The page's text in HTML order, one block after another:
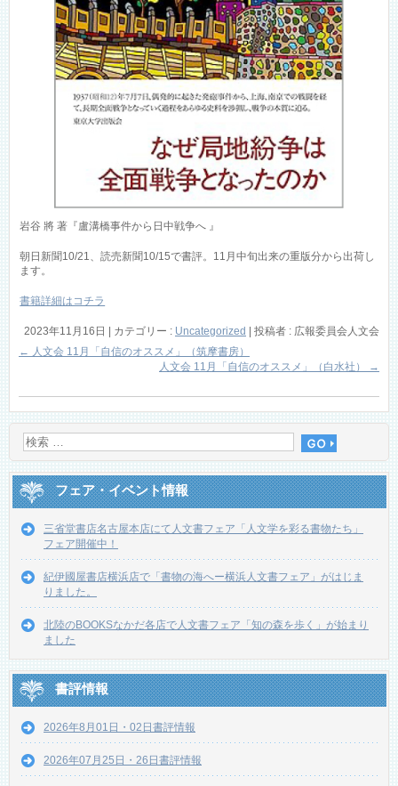
岩谷 將 著『盧溝橋事件から日中戦争へ 』
朝日新聞10/21、読売新聞10/15で書評。11月中旬出来の重版分から出荷し
ます。
書籍詳細はコチラ
2023年11月16日 カテゴリー : Uncategorized
投稿者 : 広報委員会人文会
← 人文会 11月「自信のオススメ」（筑摩書房）
人文会 11月「自信のオススメ」（白水社）
→
フェア・イベント情報
三省堂書店名古屋本店にて人文書フェア「人文学を彩る書物たち」
フェア開催中！
紀伊國屋書店横浜店で「書物の海へー横浜人文書フェア」がはじま
りました。
北陸のBOOKSなかだ各店で人文書フェア「知の森を歩く」が始まり
ました
書評情報
2026年8月01日・02日書評情報
2026年07月25日・26日書評情報